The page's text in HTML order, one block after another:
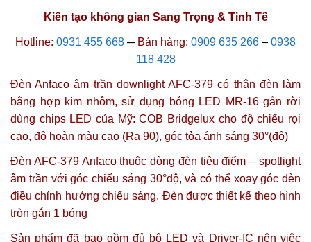
Kiến tạo không gian Sang Trọng & Tinh Tế
Hotline: 0931 455 668 ─Bán hàng: 0909 635 266 – 0938
118 428
Đèn Anfaco âm trần downlight AFC-379 có thân đèn làm
bằng hợp kim nhôm, sử dụng bóng LED MR-16 gắn rời
dùng chips LED của Mỹ: COB Bridgelux cho độ chiếu rọi
cao, độ hoàn màu cao (Ra 90), góc tỏa ánh sáng 30°(độ)
Đèn AFC-379 Anfaco thuộc dòng đèn tiêu điểm – spotlight
âm trần với góc chiếu sáng 30°độ, và có thể xoay góc đèn
điều chỉnh hướng chiếu sáng. Đèn được thiết kế theo hình
tròn gắn 1 bóng
Sản phẩm đã bao gồm đủ bộ LED và Driver-IC nên việc